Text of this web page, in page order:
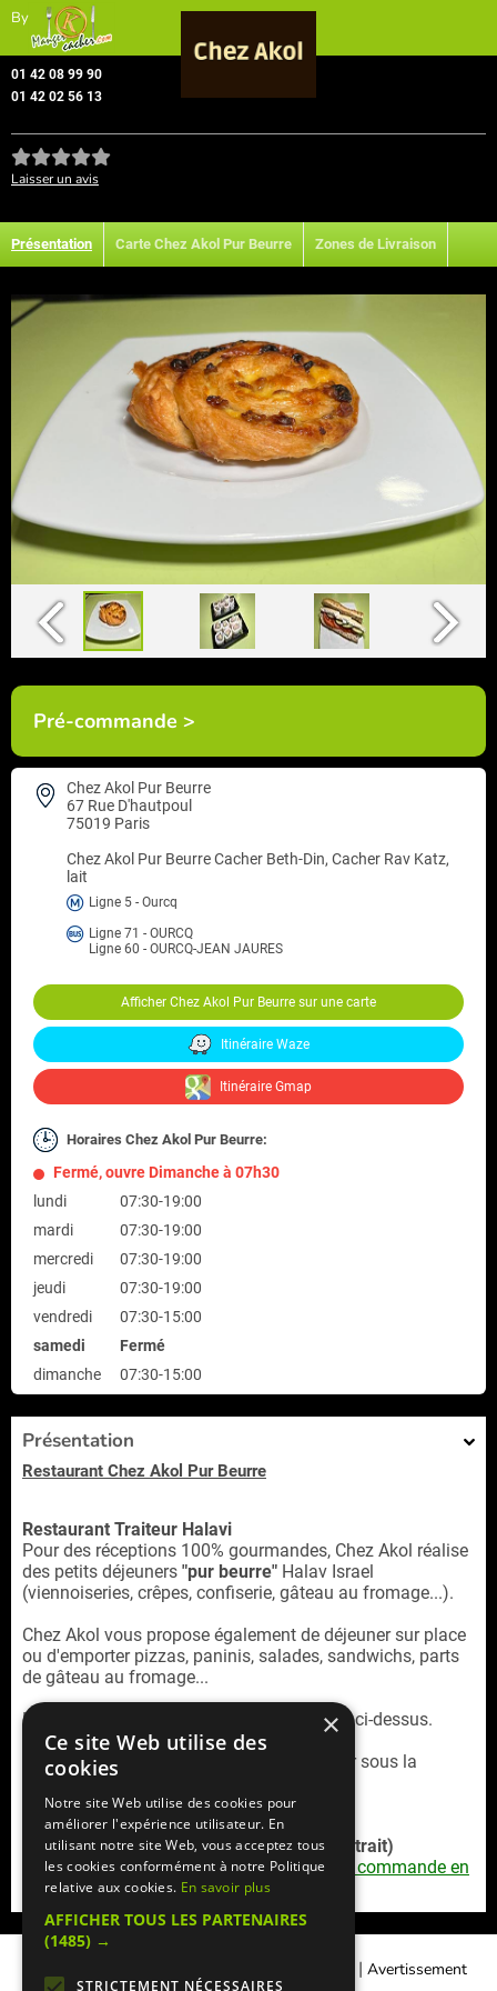
By
01 42 08 99 90
01 42 02 56 13
Laisser un avis
Présentation Carte Chez Akol Pur Beurre Zones de Livraison
Pré-commande >
Chez Akol Pur Beurre
67 Rue D'hautpoul
75019 Paris
Chez Akol Pur BeurreCacher Beth-Din, Cacher Rav Katz,
lait
Ligne 5 - Ourcq
Ligne 71 - OURCQ
Ligne 60 - OURCQ-JEAN JAURES
Afficher Chez Akol Pur Beurre sur une carte
Itinéraire Waze
Itinéraire Gmap
Horaires Chez Akol Pur Beurre:
Fermé, ouvre Dimanche à 07h30
lundi
07:30-19:00
mardi
07:30-19:00
mercredi
07:30-19:00
jeudi
07:30-19:00
vendredi
07:30-15:00
samedi
Fermé
dimanche
07:30-15:00
Présentation
Restaurant Chez Akol Pur Beurre
Restaurant Traiteur Halavi
Pour des réceptions 100% gourmandes, Chez Akol réalise
des petits déjeuners "pur beurre" Halav Israel
(viennoiseries, crêpes, confiserie, gâteau au fromage...).
Chez Akol vous propose également de déjeuner sur place
ou d'emporter pizzas, paninis, salades, sandwichs, parts
de gâteau au fromage...
La carte Chez Akol traiteur est consultable ci-dessus.
Le restaurant Traiteur Chez Akol est cacher sous la
surveillance du Beth Din de Paris.
Service commande en ligne (livraison / retrait)
Chez Akol Pur Beurre Retrouvez lacarte de commande en
lignesur la plateformeMangercacher.com
| Avertissement
×
Ce site Web utilise des
cookies
Notre site Web utilise des cookies pour
améliorer l'expérience utilisateur. En
utilisant notre site Web, vous acceptez tous
les cookies conformément à notre Politique
relative aux cookies. En savoir plus
AFFICHER TOUS LES PARTENAIRES
(1485) →
STRICTEMENT NÉCESSAIRES